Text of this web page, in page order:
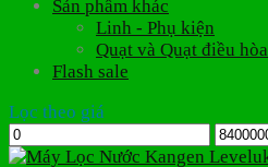
Sản phẩm khác
Linh - Phụ kiện
Quạt và Quạt điều hòa
Flash sale
Lọc theo giá
Giá
tối
Giá
tối